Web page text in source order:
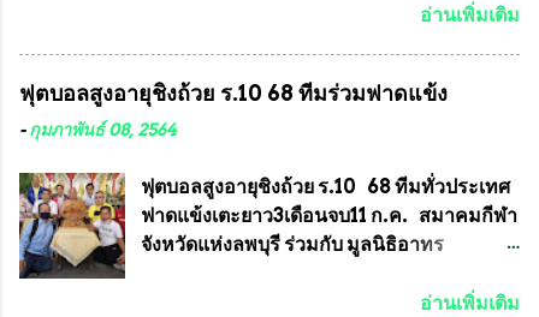
เดียวกับพระเครื่องหลวงพ่อคูณ ซึ่งท่านนายก
คุณสมบัติชัดเจนดังนี้ 1.)พระทุกองค์จะต้อง
ตอกโค๊ตและรันหมายเลข (พร้อมทั้งมีการทำ
ประกาศจำนวนการจัดสร้างให้ชัดเจน ว่าสร้าง
จำนวนเท่าไหร่ (เพื่อป้องกันการปั๊มเสริมใน
ภายหลัง) 3.)มีวัตถุประสงค์ที...
สมาชิกสภาเทศบาลทั่วประเทศเมื่อวันที่ 28
ทำความผิดกฎหมายการเลือกตั้ง นายณัฏฐ์ ธีร
ณัฐสุภานนท์ เปิดเผยว่า “ยกตัวอย่างในเขต
การเลือกตั้งต้องแสวงหาข้อเท็จจริงและดำเนิน
การจัดให้มีการเลือกตั้งใหม่ เพราะมีการร้อง
เรียนการกระทำความผิดกฎหมายการเลือกตั้ง
เลขาธิการคณะกรรมการการเลือกตั้ง เพื่อให้
อ่านเพิ่มเติม
ฟุตบอลสูงอายุชิงถ้วย ร.10 68 ทีมร่วมฟาดแข้ง
-กุมภาพันธ์ 08, 2564
ฟุตบอลสูงอายุชิงถ้วย ร.10 68 ทีมทั่วประเทศ
ฟาดแข้งเตะยาว3เดือนจบ11 ก.ค. สมาคมกีฬา
จังหวัดแห่งลพบุรี ร่วมกับ มูลนิธิอาทร
แข่งขันฟุตบอลสูงอายุชิงแชมป์ประเทศไทย ชิง
อ่านเพิ่มเติม